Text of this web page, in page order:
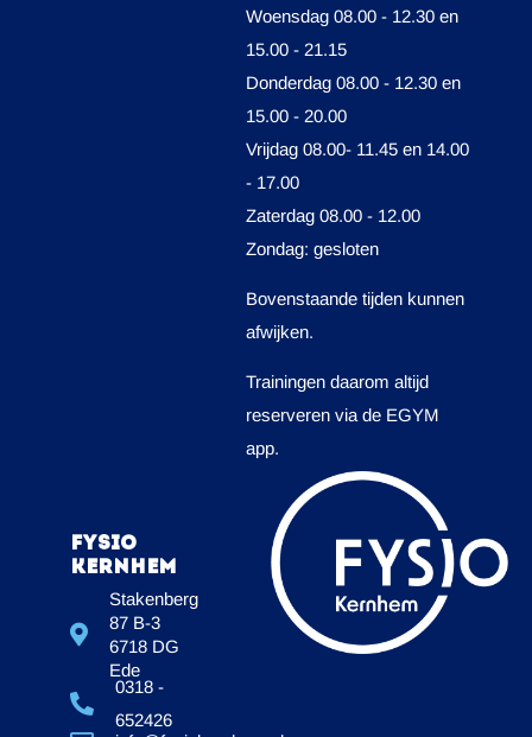
Woensdag 08.00 - 12.30 en
15.00 - 21.15
Donderdag 08.00 - 12.30 en
15.00 - 20.00
Vrijdag 08.00- 11.45 en 14.00
- 17.00
Zaterdag 08.00 - 12.00
Zondag: gesloten
Bovenstaande tijden kunnen
afwijken.
Trainingen daarom altijd
reserveren via de EGYM
app.
Fysio
Kernhem
Stakenberg
87 B-3
6718 DG
Ede
0318 -
652426